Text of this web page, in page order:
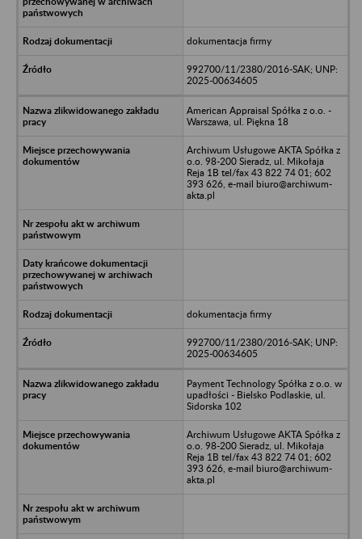
dokumentacja firmy
992700/11/2380/2016-SAK; UNP:
2025-00634605
American Appraisal Spółka z o.o. -
Warszawa, ul. Piękna 18
Archiwum Usługowe AKTA Spółka z
o.o. 98-200 Sieradz, ul. Mikołaja
Reja 1B tel/fax 43 822 74 01; 602
393 626, e-mail biuro@archiwum-
akta.pl
dokumentacja firmy
992700/11/2380/2016-SAK; UNP:
2025-00634605
Payment Technology Spółka z o.o. w
upadłości - Bielsko Podlaskie, ul.
Sidorska 102
Archiwum Usługowe AKTA Spółka z
o.o. 98-200 Sieradz, ul. Mikołaja
Reja 1B tel/fax 43 822 74 01; 602
393 626, e-mail biuro@archiwum-
akta.pl